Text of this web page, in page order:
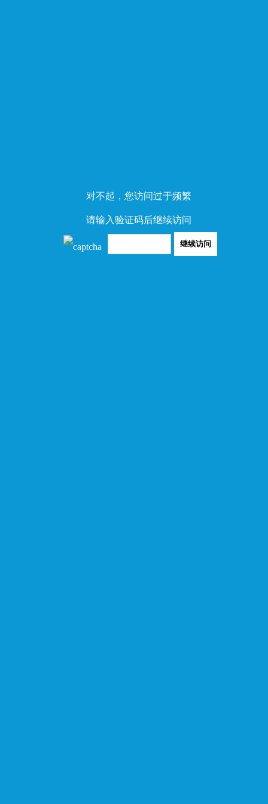
对不起，您访问过于频繁
请输入验证码后继续访问
继续访问